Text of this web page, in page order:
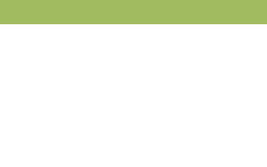
Eibergen onderneemt